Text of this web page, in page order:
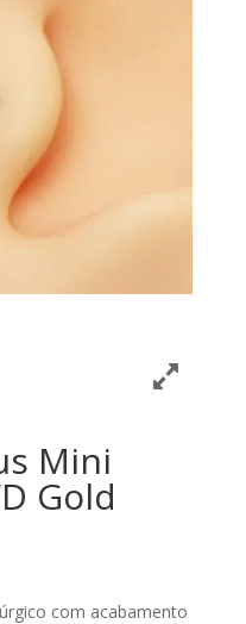
Mini
Gold
com acabamento